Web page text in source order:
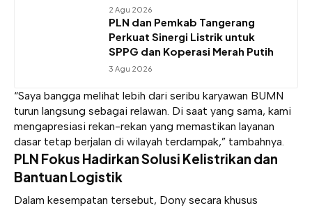
2 Agu 2026
PLN dan Pemkab Tangerang
Perkuat Sinergi Listrik untuk
SPPG dan Koperasi Merah Putih
3 Agu 2026
“Saya bangga melihat lebih dari seribu karyawan BUMN
turun langsung sebagai relawan. Di saat yang sama, kami
mengapresiasi rekan-rekan yang memastikan layanan
dasar tetap berjalan di wilayah terdampak,” tambahnya.
PLN Fokus Hadirkan Solusi Kelistrikan dan
Bantuan Logistik
Dalam kesempatan tersebut, Dony secara khusus